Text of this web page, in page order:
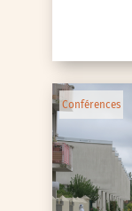
Conférences